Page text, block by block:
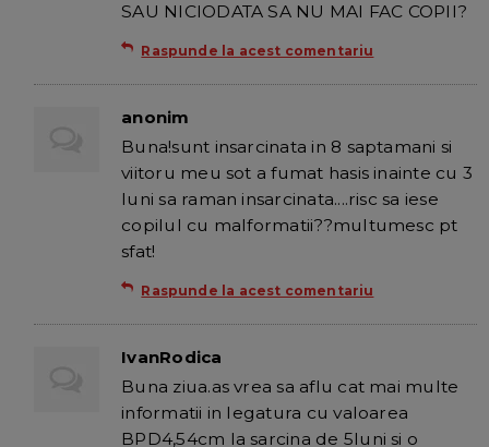
SAU NICIODATA SA NU MAI FAC COPII?
Raspunde la acest comentariu
anonim
Buna!sunt insarcinata in 8 saptamani si
viitoru meu sot a fumat hasis inainte cu 3
luni sa raman insarcinata....risc sa iese
copilul cu malformatii??multumesc pt
sfat!
Raspunde la acest comentariu
IvanRodica
Buna ziua.as vrea sa aflu cat mai multe
informatii in legatura cu valoarea
BPD4,54cm la sarcina de 5luni si o